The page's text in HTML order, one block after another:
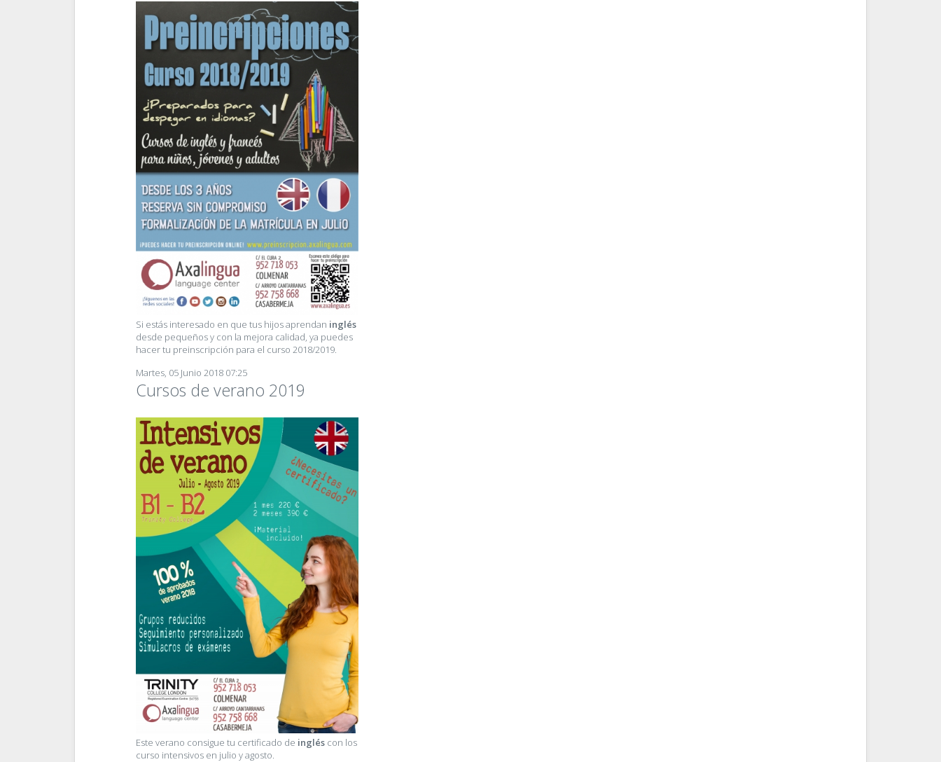
Si estás interesado en que tus hijos aprendan inglés
desde pequeños y con la mejora calidad, ya puedes
hacer tu preinscripción para el curso 2018/2019.
Martes, 05 Junio 2018 07:25
Cursos de verano 2019
Este verano consigue tu certificado de inglés con los
curso intensivos en julio y agosto.